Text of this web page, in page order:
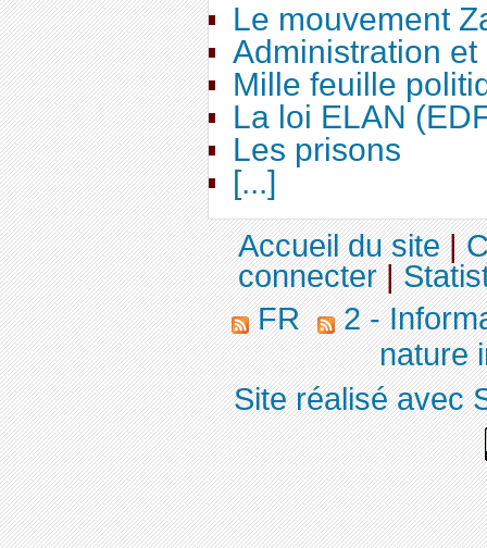
Le mouvement
Administration
Mille feuille
La loi ELAN
Les prisons
[...]
Accueil du site|
connecter|
FR
2 -
nature
Site réalisé avec